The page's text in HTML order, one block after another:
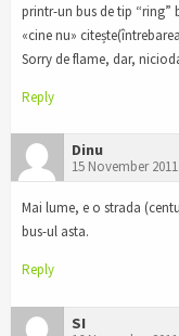
printr-un bus de tip “ring”
«cine nu»
Sorry de flame, dar,
Reply
Dinu
15 November 2011
Mai lume, e o strada
bus-ul asta.
Reply
SI